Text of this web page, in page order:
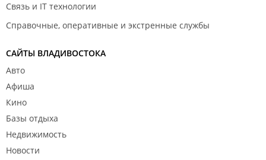
Связь и IT технологии
Справочные, оперативные и экстренные службы
САЙТЫ ВЛАДИВОСТОКА
Авто
Афиша
Кино
Базы отдыха
Недвижимость
Новости